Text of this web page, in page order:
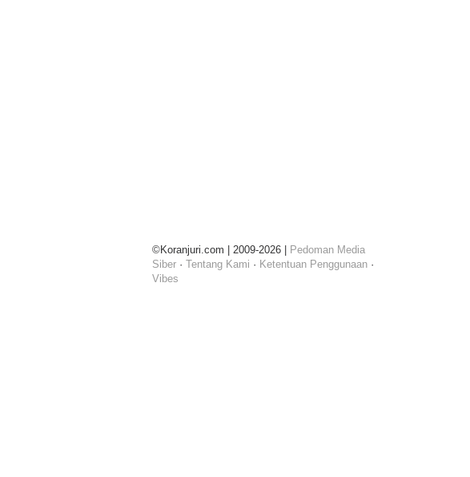
©Koranjuri.com | 2009-2026 |
Pedoman Media
Siber ·Tentang Kami · Ketentuan Penggunaan ·
Vibes